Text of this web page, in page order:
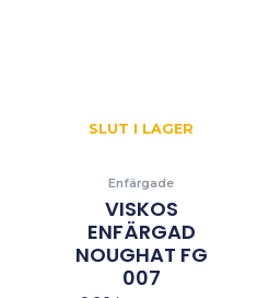
SLUT I LAGER
Enfärgade
VISKOS
ENFÄRGAD
NOUGHAT FG
007